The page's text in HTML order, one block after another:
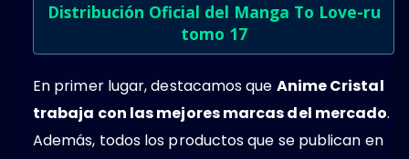
Distribución Oficial del Manga To Love-ru
tomo 17
En primer lugar, destacamos que Anime Cristal
trabaja con las mejores marcas del mercado.
Además, todos los productos que se publican en